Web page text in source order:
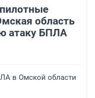
область
атаку БПЛА
в Омской области